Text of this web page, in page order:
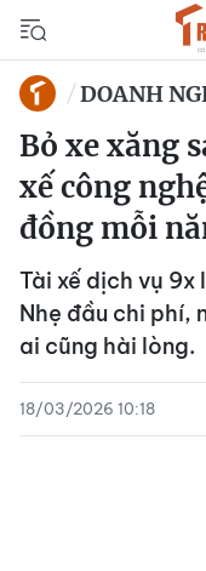
DOANH
Bỏ xe xăng
xế công
đồng mỗi
Tài xế dịch vụ 9x
Nhẹ đầu chi phí,
ai cũng hài lòng.
18/03/2026 10:18